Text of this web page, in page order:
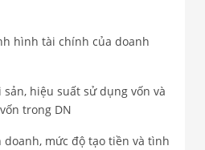
hình tài chính của doanh
hiệu suất sử dụng vốn và
trong DN
mức độ tạo tiền và tình